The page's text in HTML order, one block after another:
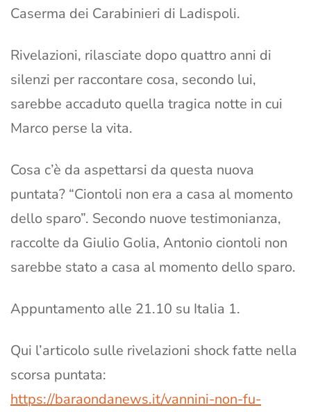
Caserma dei Carabinieri di Ladispoli.
Rivelazioni, rilasciate dopo quattro anni di
silenzi per raccontare cosa, secondo lui,
sarebbe accaduto quella tragica notte in cui
Marco perse la vita.
Cosa c’è da aspettarsi da questa nuova
puntata? “Ciontoli non era a casa al momento
dello sparo”. Secondo nuove testimonianza,
raccolte da Giulio Golia, Antonio ciontoli non
sarebbe stato a casa al momento dello sparo.
Appuntamento alle 21.10 su Italia 1.
Qui l’articolo sulle rivelazioni shock fatte nella
scorsa puntata:
https://baraondanews.it/vannini-non-fu-